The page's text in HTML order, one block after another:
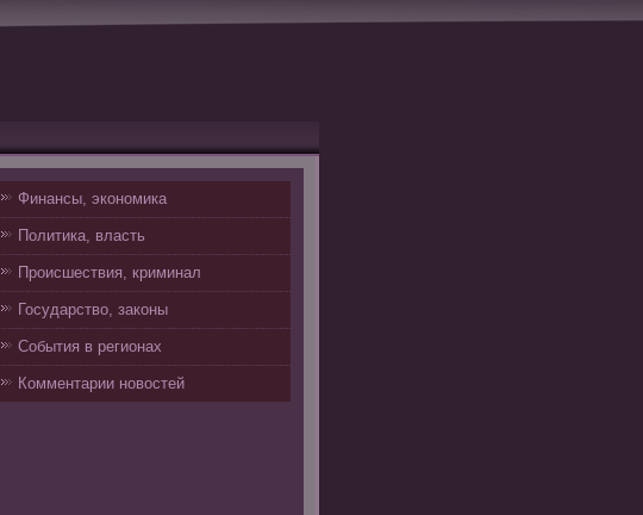
Финансы, экономика
Политика, власть
Происшествия, криминал
Государство, законы
События в регионах
Комментарии новостей